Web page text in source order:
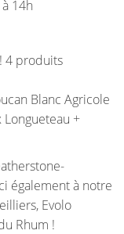
14h
4 produits
Blanc Agricole
+
également à notre
Evolo
Rhum !